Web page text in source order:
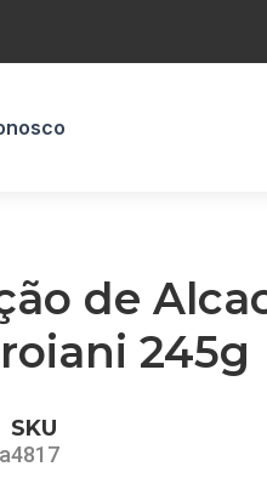
de
245g
SKU
4817